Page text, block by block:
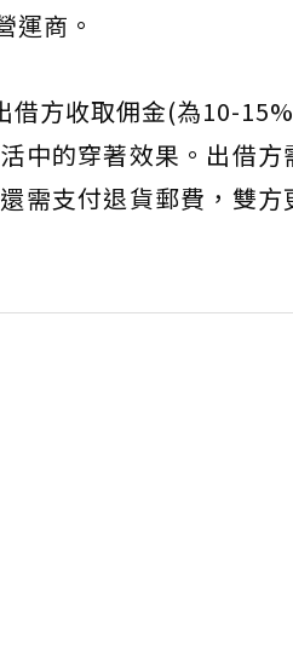
運商。
方收取佣金(為10-
中的穿著效果。出借方
需支付退貨郵費，雙方